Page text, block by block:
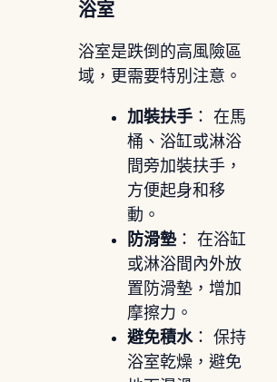
浴室
浴室是跌倒的高風險區
域，更需要特別注意。
加裝扶手： 在馬
桶、浴缸或淋浴
間旁加裝扶手，
方便起身和移
動。
防滑墊： 在浴缸
或淋浴間內外放
置防滑墊，增加
摩擦力。
避免積水： 保持
浴室乾燥，避免